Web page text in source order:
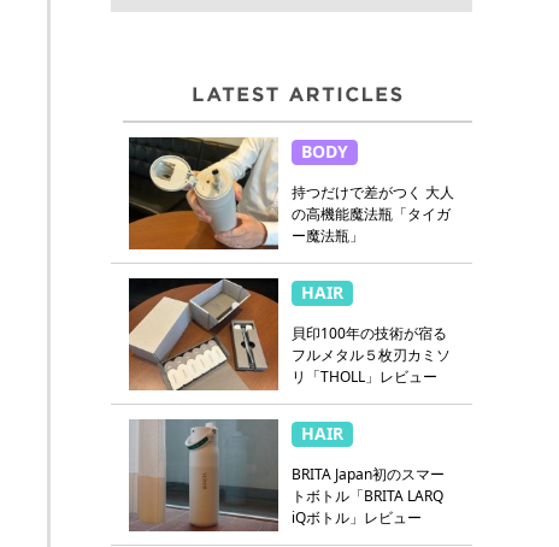
BODY
持つだけで差がつく 大人
の高機能魔法瓶「タイガ
ー魔法瓶」
HAIR
貝印100年の技術が宿る
フルメタル５枚刃カミソ
リ「THOLL」レビュー
HAIR
BRITA Japan初のスマー
トボトル「BRITA LARQ
iQボトル」レビュー